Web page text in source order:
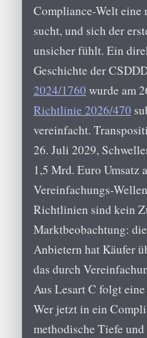
Compliance-Welt eine
sucht, und sich der
unsicher fühlt. Ein
Geschichte der
2024/1760wurde am
Richtlinie 2026/470
vereinfacht.
26. Juli 2029,
1,5 Mrd. Euro Umsatz
Vereinfachungs-
Richtlinien sind kein
Marktbeobachtung:
Anbietern hat Käufer
das durch
Aus Lesart C folgt
Wer jetzt in ein
methodische Tiefe